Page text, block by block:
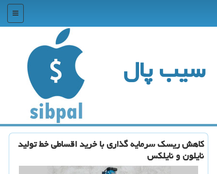
منو
سیب پال
کاهش ریسک سرمایه گذاری با خرید اقساطی خط تولید
نایلون و نایلکس